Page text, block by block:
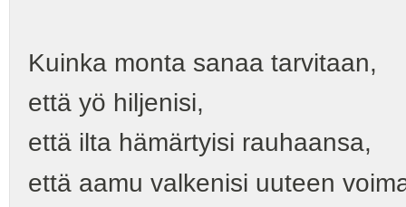
Kuinka monta sanaa tarvitaan,
että yö hiljenisi,
että ilta hämärtyisi rauhaansa,
että aamu valkenisi uuteen